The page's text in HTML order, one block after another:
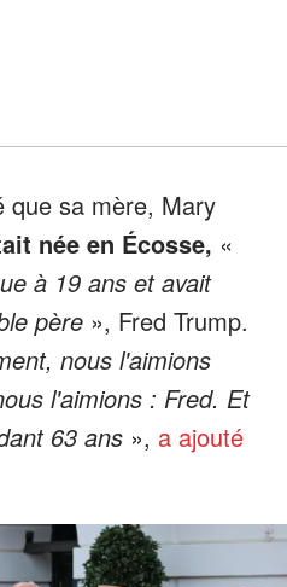
que sa mère, Mary
née en Écosse, «
à 19 ans et avait
père », Fred Trump.
nous l'aimions
l'aimions : Fred. Et
63 ans », a ajouté